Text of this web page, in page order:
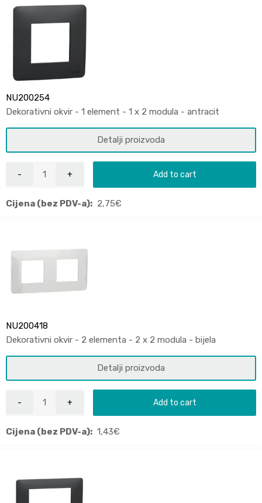
NU200254
Dekorativni okvir - 1 element - 1 x 2 modula - antracit
Detalji proizvoda
Add to cart
Cijena (bez PDV-a): 2,75€
NU200418
Dekorativni okvir - 2 elementa - 2 x 2 modula - bijela
Detalji proizvoda
Add to cart
Cijena (bez PDV-a): 1,43€